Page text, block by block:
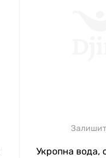
Укропна вода,